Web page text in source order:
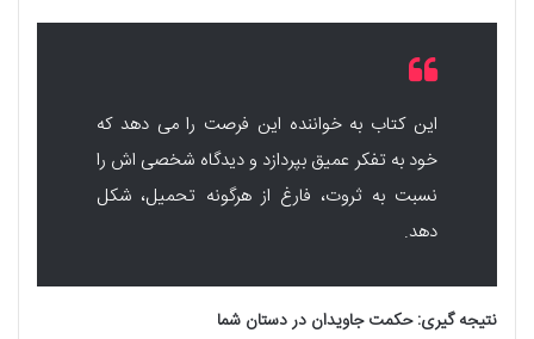
این کتاب به خواننده این فرصت را می دهد که
خود به تفکر عمیق بپردازد و دیدگاه شخصی اش را
نسبت به ثروت، فارغ از هرگونه تحمیل، شکل
دهد.
نتیجه گیری: حکمت جاویدان در دستان شما